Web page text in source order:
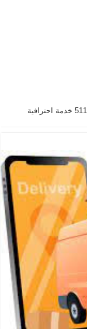
مندوب توصيل الكويت 51113865 خدمة احترافية